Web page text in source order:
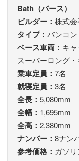
Bath（バース）
ビルダー： 株式
タイプ： バンコン
ベース車両： キ
スーパーロング
乗車定員： 7名
就寝定員： 3名
全長： 5,080mm
全幅： 1,695mm
全高： 2,380mm
ナンバー： 8ナン
参考価格： ガソ